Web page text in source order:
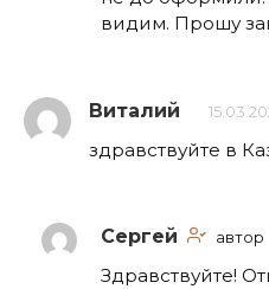
видим. Прошу
Виталий
здравствуйте в
Сергей автор
Здравствуйте!